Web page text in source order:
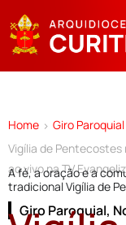
Home > Giro Paroquial
Vigília de
ao vivo na TV
A fé, a oração e a
tradicional Vigília de
Giro Paroquial,